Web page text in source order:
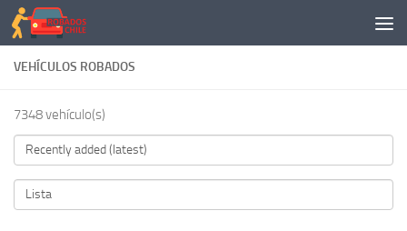
Saltar al contenido
VEHÍCULOS ROBADOS
7348 vehículo(s)